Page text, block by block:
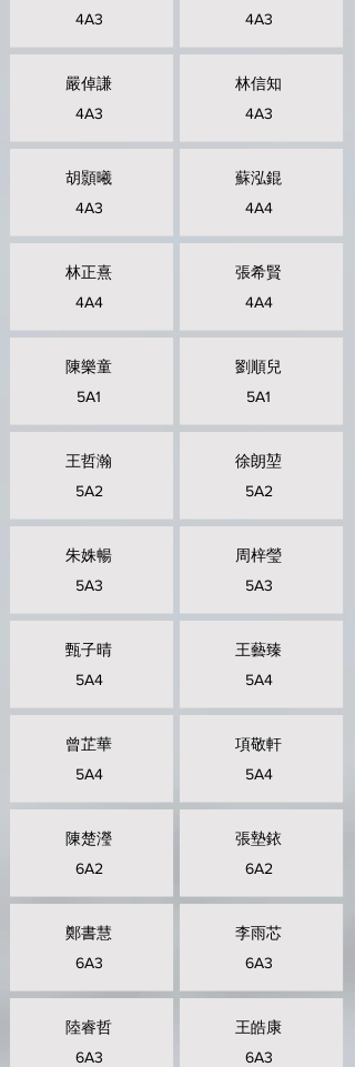
4A3
嚴倬謙
4A3
胡顥曦
4A3
林正熹
4A4
陳樂童
5A1
王哲瀚
5A2
朱姝暢
5A3
甄子晴
5A4
曾芷華
5A4
陳楚瀅
6A2
鄭書慧
6A3
陸睿哲
6A3
4A3
林信知
4A3
蘇泓錕
4A4
張希賢
4A4
劉順兒
5A1
徐朗堃
5A2
周梓瑩
5A3
王藝臻
5A4
項敬軒
5A4
張墊銥
6A2
李雨芯
6A3
王皓康
6A3